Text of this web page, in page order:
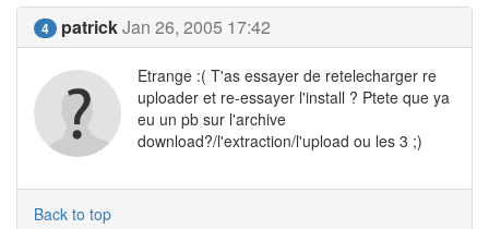
4 patrickJan 26, 2005 17:42
Etrange :( T'as essayer de retelecharger re
uploader et re-essayer l'install ? Ptete que ya
eu un pb sur l'archive
download?/l'extraction/l'upload ou les 3 ;)
Back to top